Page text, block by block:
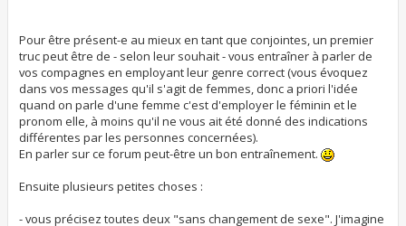
Pour être présent-e au mieux en tant que conjointes, un premier
truc peut être de - selon leur souhait - vous entraîner à parler de
vos compagnes en employant leur genre correct (vous évoquez
dans vos messages qu'il s'agit de femmes, donc a priori l'idée
quand on parle d'une femme c'est d'employer le féminin et le
pronom elle, à moins qu'il ne vous ait été donné des indications
différentes par les personnes concernées).
En parler sur ce forum peut-être un bon entraînement.
Ensuite plusieurs petites choses :
- vous précisez toutes deux "sans changement de sexe". J'imagine